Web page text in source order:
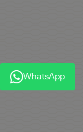
WhatsApp